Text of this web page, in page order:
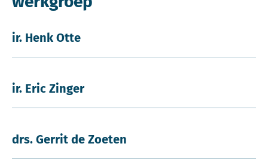
ir. Henk Otte
ir. Eric Zinger
drs. Gerrit de Zoeten